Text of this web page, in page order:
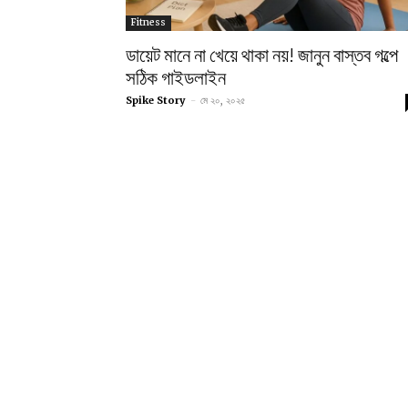
Fitness
ডায়েট মানে না খেয়ে থাকা নয়! জানুন বাস্তব গল্পে
সঠিক গাইডলাইন
Spike Story - মে ২০, ২০২৫